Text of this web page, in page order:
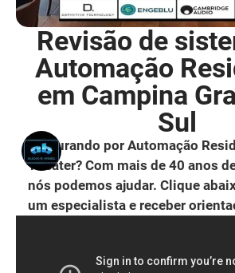
Revisão de
Automação
em Campina
Sul
Procurando por Automação
Theater? Com mais de 40 anos
nós podemos ajudar. Clique
um especialista e receber